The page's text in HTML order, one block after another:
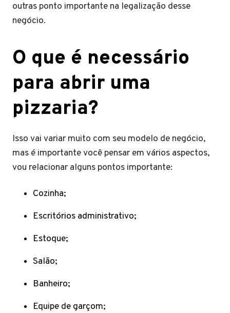
outras ponto importante na legalização desse
negócio.
O que é necessário
para abrir uma
pizzaria?
Isso vai variar muito com seu modelo de negócio,
mas é importante você pensar em vários aspectos,
vou relacionar alguns pontos importante:
Cozinha;
Escritórios administrativo;
Estoque;
Salão;
Banheiro;
Equipe de garçom;